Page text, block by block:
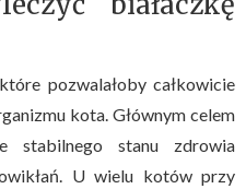
pozwalałoby całkowicie
kota. Głównym celem
stabilnego stanu zdrowia
U wielu kotów przy